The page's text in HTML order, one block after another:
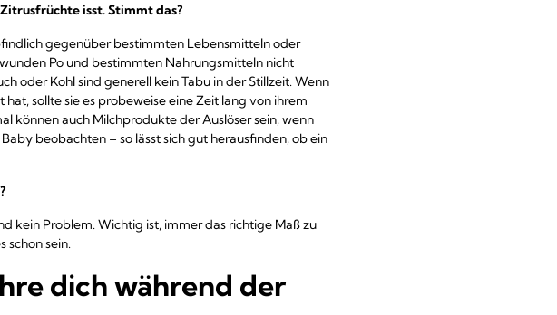
isst. Stimmt das?
gegenüber bestimmten Lebensmitteln oder
Po und bestimmten Nahrungsmitteln nicht
oder Kohl sind generell kein Tabu in der Stillzeit. Wenn
sollte sie es probeweise eine Zeit lang von ihrem
können auch Milchprodukte der Auslöser sein, wenn
beobachten – so lässt sich gut herausfinden, ob ein
kein Problem. Wichtig ist, immer das richtige Maß zu
schon sein.
dich während der